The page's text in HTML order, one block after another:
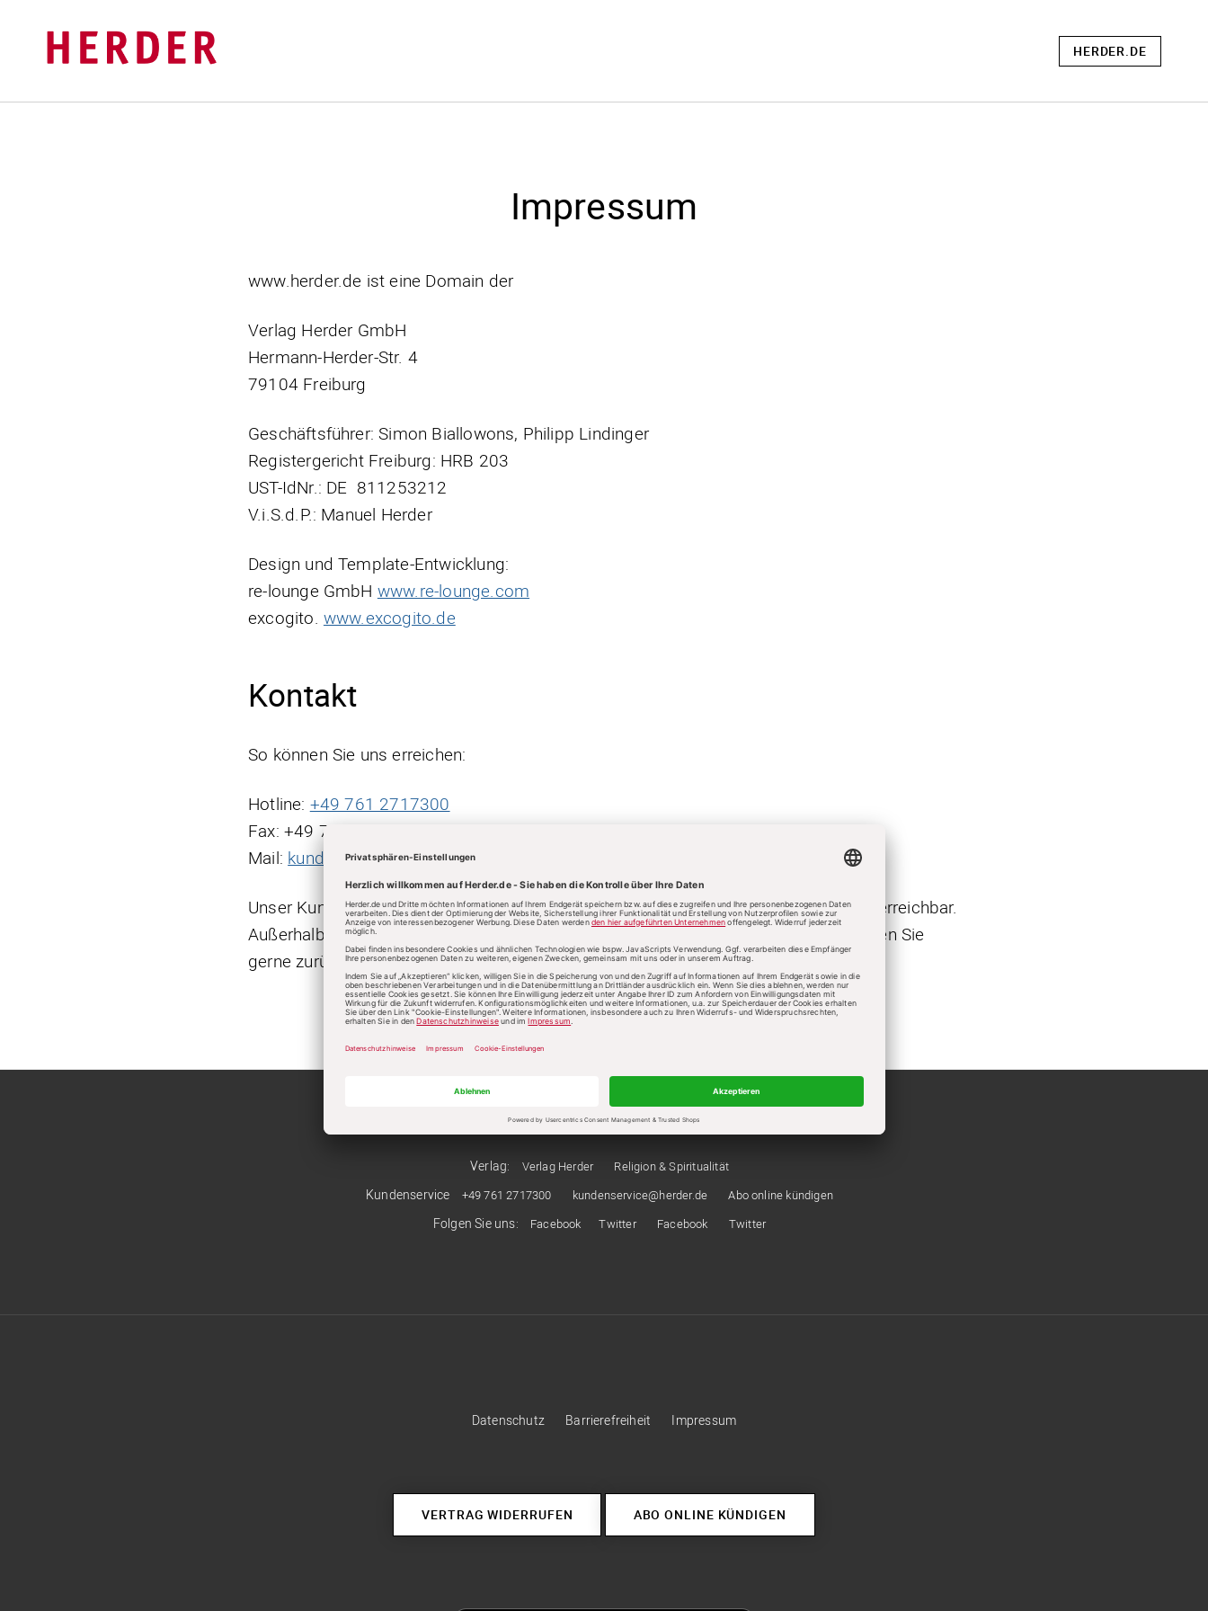
HERDER.DE
Impressum
www.herder.de ist eine Domain der
Verlag Herder GmbH
Hermann-Herder-Str. 4
79104 Freiburg
Geschäftsführer: Simon Biallowons, Philipp Lindinger
Registergericht Freiburg: HRB 203
UST-IdNr.: DE 811253212
V.i.S.d.P.: Manuel Herder
Design und Template-Entwicklung:
re-lounge GmbH www.re-lounge.com
excogito. www.excogito.de
Kontakt
So können Sie uns erreichen:
Hotline: +49 761 2717300
Fax: +49 761 2717360
Mail: kundenservice@herder.de
Unser Kundenservice ist für Sie von Montag bis Freitag von 9:00 Uhr bis 17:00 Uhr erreichbar.
Außerhalb dieser Zeiten nimmt ein Anrufbeantworter Ihre Anfrage entgegen. Wir rufen Sie
gerne zurück.
Verlag: Verlag Herder Religion & Spiritualität
Kundenservice +49 761 2717300 kundenservice@herder.de Abo online kündigen
Folgen Sie uns: Facebook Twitter Facebook Twitter
Datenschutz Barrierefreiheit Impressum
VERTRAG WIDERRUFEN ABO ONLINE KÜNDIGEN